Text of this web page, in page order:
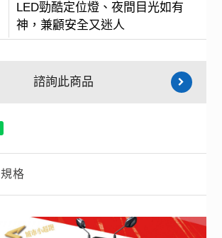
LED勁酷定位燈、夜間目光如有
神，兼顧安全又迷人
諮詢此商品
規格